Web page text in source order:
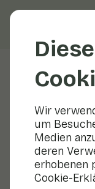
Wir
um
Medien
deren
erhobenen
Cookie-